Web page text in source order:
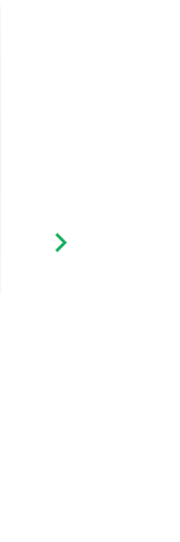
Next slide